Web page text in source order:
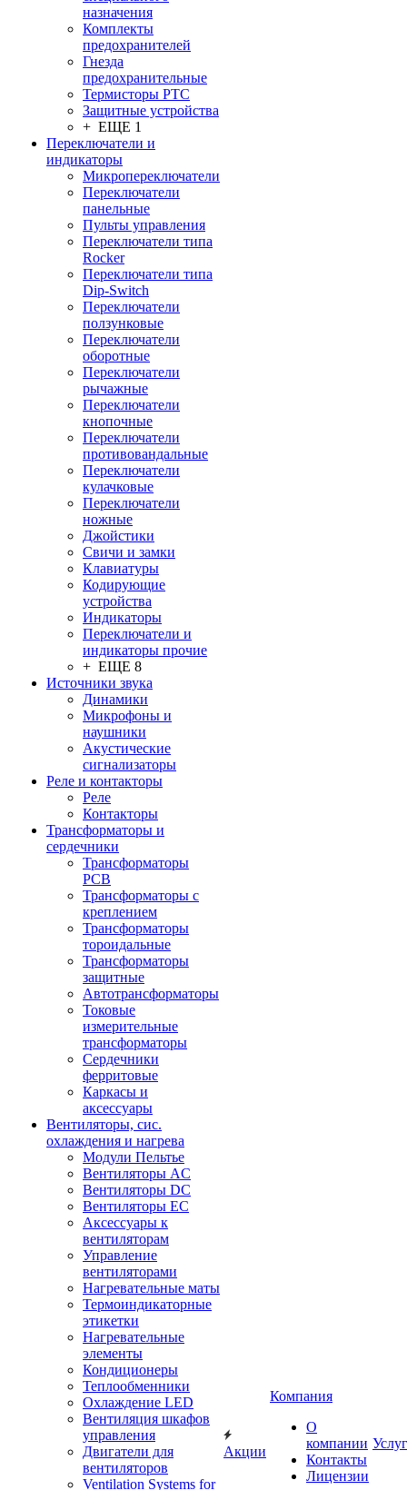
назначения
Комплекты
предохранителей
Гнезда
предохранительные
Термисторы PTC
Защитные устройства
+ ЕЩЕ 1
Переключатели и
индикаторы
Микропереключатели
Переключатели
панельные
Пульты управления
Переключатели типа
Rocker
Переключатели типа
Dip-Switch
Переключатели
ползунковые
Переключатели
оборотные
Переключатели
рычажные
Переключатели
кнопочные
Переключатели
противовандальные
Переключатели
кулачковые
Переключатели
ножные
Джойстики
Свичи и замки
Клавиатуры
Кодирующие
устройства
Индикаторы
Переключатели и
индикаторы прочие
+ ЕЩЕ 8
Источники звука
Динамики
Микрофоны и
наушники
Акустические
сигнализаторы
Реле и контакторы
Реле
Контакторы
Трансформаторы и
сердечники
Трансформаторы
PCB
Трансформаторы с
креплением
Трансформаторы
тороидальные
Трансформаторы
защитные
Автотрансформаторы
Токовые
измерительные
трансформаторы
Сердечники
ферритовые
Каркасы и
аксессуары
Вентиляторы, сис.
охлаждения и нагрева
Модули Пельтье
Вентиляторы AC
Вентиляторы DC
Вентиляторы EC
Аксессуары к
вентиляторам
Управление
вентиляторами
Нагревательные маты
Термоиндикаторные
этикетки
Нагревательные
элементы
Кондиционеры
Теплообменники
Охлаждение LED
Вентиляция шкафов
управления
Двигатели для
вентиляторов
Ventilation Systems for
Акции
Компания
О
компании
Контакты
Лицензии